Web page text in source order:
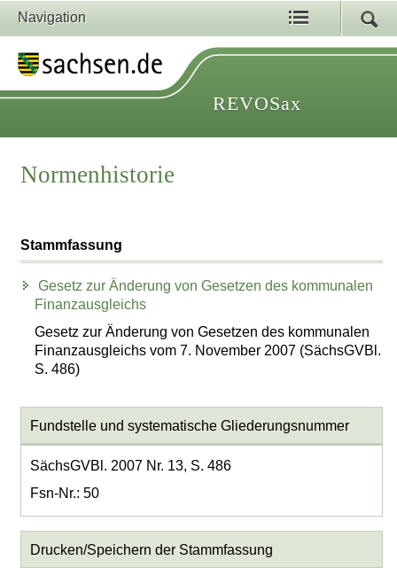
Navigation
REVOSax
Normenhistorie
Stammfassung
Gesetz zur Änderung von Gesetzen des kommunalen
Finanzausgleichs
Gesetz zur Änderung von Gesetzen des kommunalen
Finanzausgleichs vom 7. November 2007 (SächsGVBl.
S. 486)
Fundstelle und systematische Gliederungsnummer
SächsGVBl. 2007 Nr. 13, S. 486
Fsn-Nr.: 50
Drucken/Speichern der Stammfassung